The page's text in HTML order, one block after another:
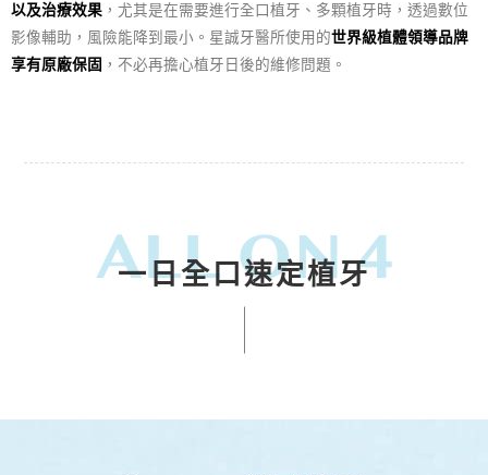
以及治療效果 ，尤其是在需要進行全口植牙、多顆植牙時，透過數位
影像輔助，風險能降到最小。星誠牙醫所使用的世界級植體領導品牌
享有原廠保固 ，不必再擔心植牙日後的維修問題。
一日全口速定植牙